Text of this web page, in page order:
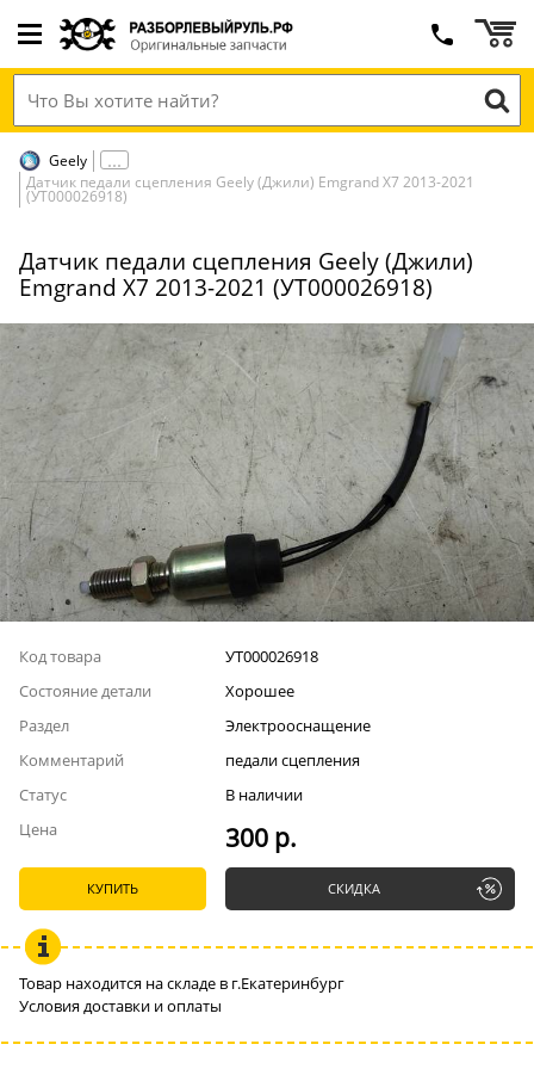
Geely
Датчик педали сцепления Geely (Джили) Emgrand X7 2013-2021
(УТ000026918)
Датчик педали сцепления Geely (Джили)
Emgrand X7 2013-2021 (УТ000026918)
Код товара
УТ000026918
Состояние детали
Хорошее
Раздел
Электрооснащение
Комментарий
педали сцепления
Статус
В наличии
Цена
300 р.
КУПИТЬ СКИДКА
Товар находится на складе в г.Екатеринбург
Условия доставки и оплаты